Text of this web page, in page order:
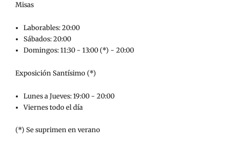
Misas
Laborables: 20:00
Sábados: 20:00
Domingos: 11:30 - 13:00 (*) - 20:00
Exposición Santísimo (*)
Lunes a Jueves: 19:00 - 20:00
Viernes todo el día
(*) Se suprimen en verano